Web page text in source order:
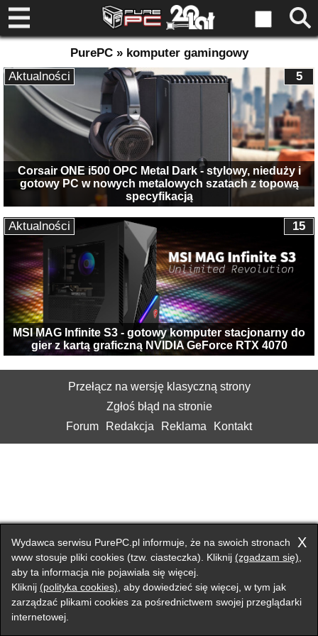
PurePC » komputer gamingowy
Corsair ONE i500 OPC Metal Dark - stylowy, nieduży i
gotowy PC w nowych metalowych szatach z topową
specyfikacją
5
Aktualności
MSI MAG Infinite S3 - gotowy komputer stacjonarny do
gier z kartą graficzną NVIDIA GeForce RTX 4070
15
Aktualności
Przełącz na wersję klasyczną strony
Zgłoś błąd na stronie
Forum
Redakcja Reklama Kontakt
X
Wydawca serwisu PurePC.pl informuje, że na swoich stronach
www stosuje pliki cookies (tzw. ciasteczka). Kliknij (zgadzam się)
aby ta informacja nie pojawiała się więcej.
Kliknij (polityka cookies) , aby dowiedzieć się więcej, w tym jak
zarządzać plikami cookies za pośrednictwem swojej przeglądarki
internetowej.